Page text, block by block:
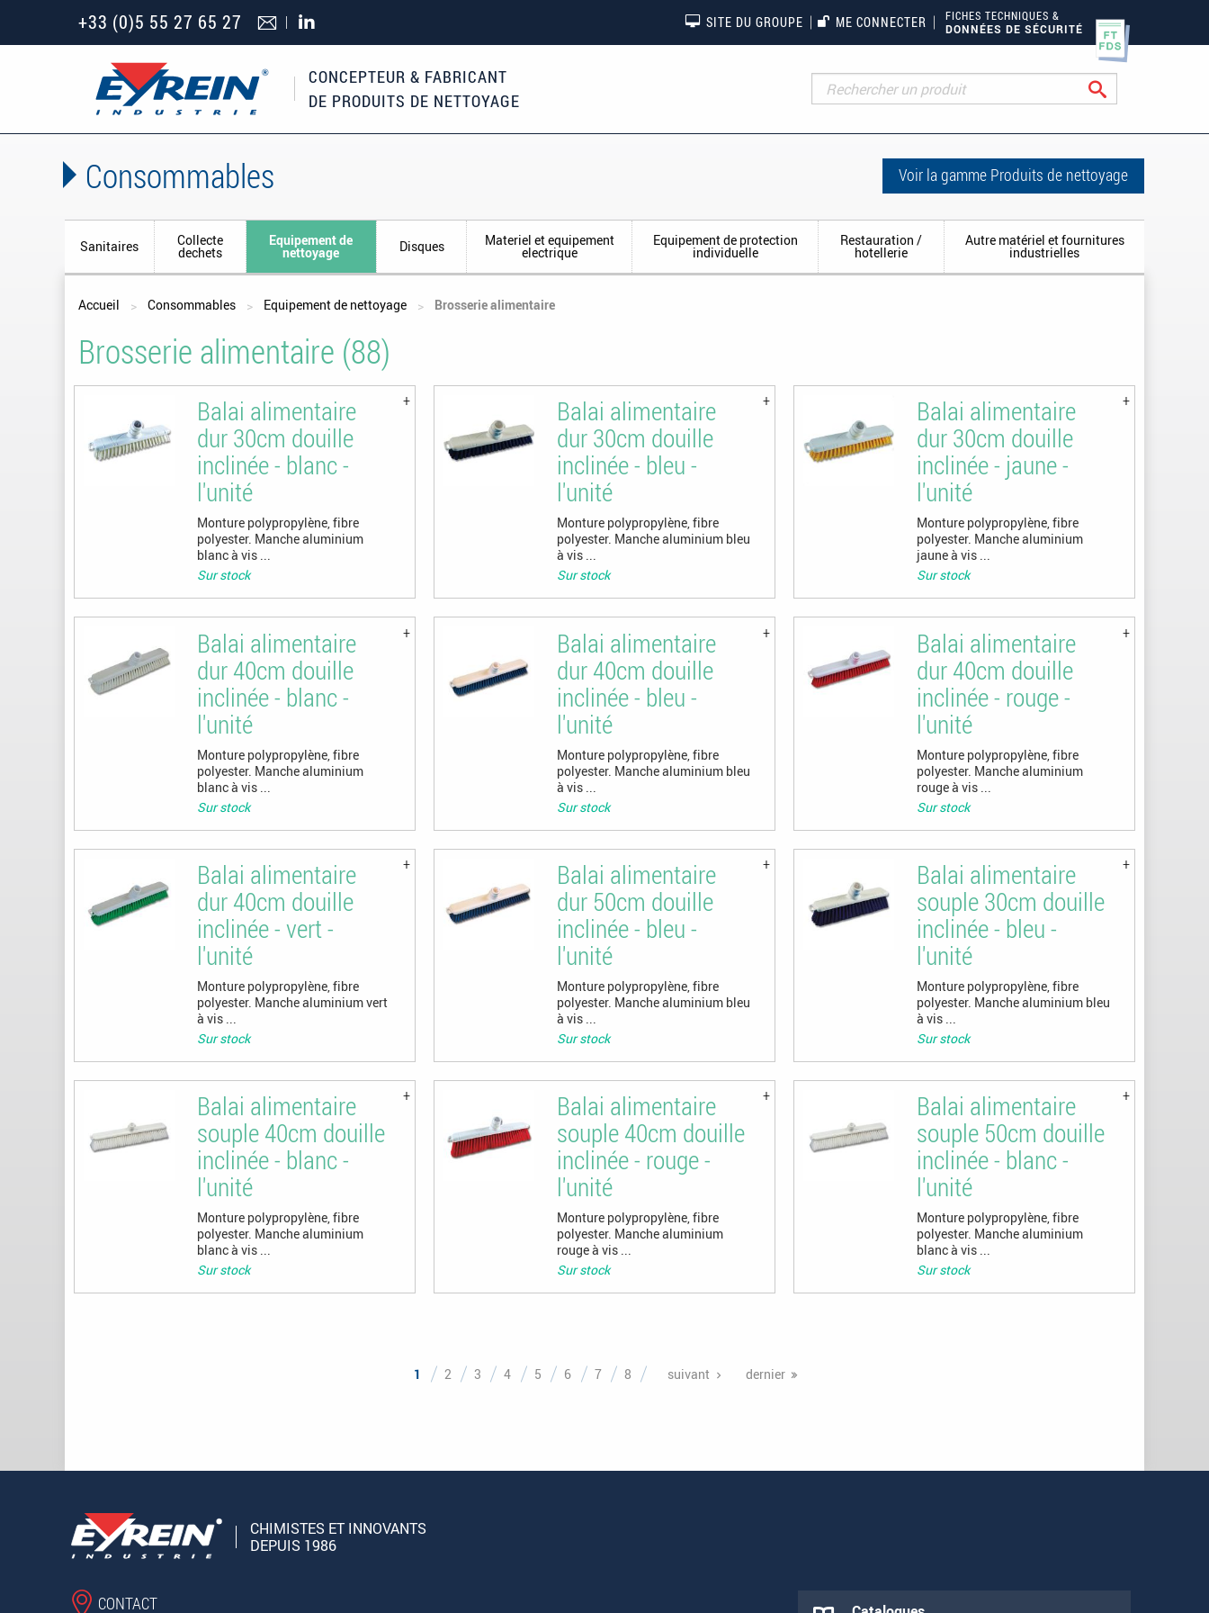
+33 (0)5 55 27 65 27 SITE DU GROUPE ME CONNECTER
FICHES TECHNIQUES &
DONNÉES DE SÉCURITÉ
CONCEPTEUR & FABRICANT
DE PRODUITS DE NETTOYAGE
Consommables Voir la gamme Produits de nettoyage
Sanitaires Collecte
dechets
Equipement de
nettoyage Disques Materiel et equipement
electrique
Equipement de protection
individuelle
Restauration /
hotellerie
Autre matériel et fournitures
industrielles
Vous êtes ici
Accueil Consommables Equipement de nettoyage Brosserie alimentaire
Brosserie alimentaire (88)
Balai alimentaire
dur 30cm douille
inclinée - blanc -
l'unité
Monture polypropylène, fibre
polyester. Manche aluminium
blanc à vis ...
Sur stock
Balai alimentaire
dur 30cm douille
inclinée - bleu -
l'unité
Monture polypropylène, fibre
polyester. Manche aluminium bleu
à vis ...
Sur stock
Balai alimentaire
dur 30cm douille
inclinée - jaune -
l'unité
Monture polypropylène, fibre
polyester. Manche aluminium
jaune à vis ...
Sur stock
Balai alimentaire
dur 40cm douille
inclinée - blanc -
l'unité
Monture polypropylène, fibre
polyester. Manche aluminium
blanc à vis ...
Sur stock
Balai alimentaire
dur 40cm douille
inclinée - bleu -
l'unité
Monture polypropylène, fibre
polyester. Manche aluminium bleu
à vis ...
Sur stock
Balai alimentaire
dur 40cm douille
inclinée - rouge -
l'unité
Monture polypropylène, fibre
polyester. Manche aluminium
rouge à vis ...
Sur stock
Balai alimentaire
dur 40cm douille
inclinée - vert -
l'unité
Monture polypropylène, fibre
polyester. Manche aluminium vert
à vis ...
Sur stock
Balai alimentaire
dur 50cm douille
inclinée - bleu -
l'unité
Monture polypropylène, fibre
polyester. Manche aluminium bleu
à vis ...
Sur stock
Balai alimentaire
souple 30cm douille
inclinée - bleu -
l'unité
Monture polypropylène, fibre
polyester. Manche aluminium bleu
à vis ...
Sur stock
Balai alimentaire
souple 40cm douille
inclinée - blanc -
l'unité
Monture polypropylène, fibre
polyester. Manche aluminium
blanc à vis ...
Sur stock
Balai alimentaire
souple 40cm douille
inclinée - rouge -
l'unité
Monture polypropylène, fibre
polyester. Manche aluminium
rouge à vis ...
Sur stock
Balai alimentaire
souple 50cm douille
inclinée - blanc -
l'unité
Monture polypropylène, fibre
polyester. Manche aluminium
blanc à vis ...
Sur stock
1 2 3 4 5 6 7 8 suivant dernier
CHIMISTES ET INNOVANTS
DEPUIS 1986
CONTACT